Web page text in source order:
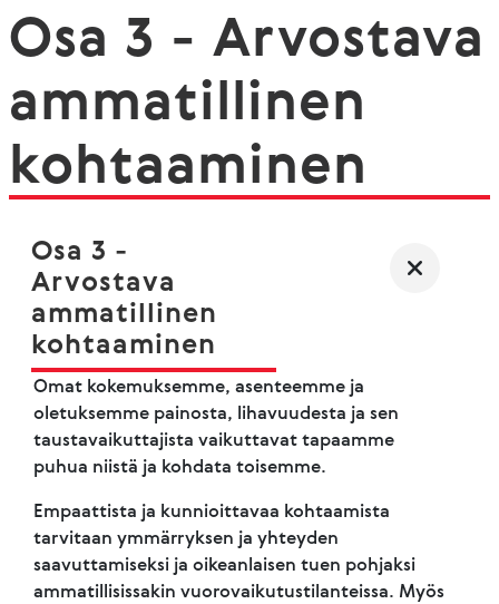
Osa 3 - Arvostava
ammatillinen
kohtaaminen
Osa 3 -
Arvostava
ammatillinen
kohtaaminen
Omat kokemuksemme, asenteemme ja
oletuksemme painosta, lihavuudesta ja sen
taustavaikuttajista vaikuttavat tapaamme
puhua niistä ja kohdata toisemme.
Empaattista ja kunnioittavaa kohtaamista
tarvitaan ymmärryksen ja yhteyden
saavuttamiseksi ja oikeanlaisen tuen pohjaksi
ammatillisissakin vuorovaikutustilanteissa. Myös